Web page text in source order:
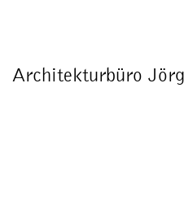
Architekturbüro